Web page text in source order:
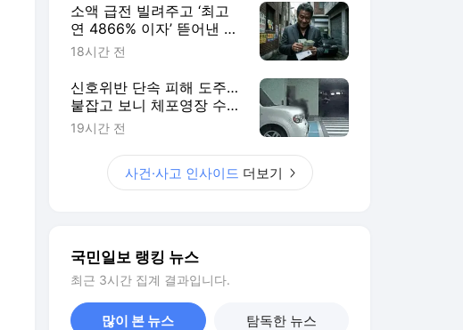
소액 급전 빌려주고 ‘최고
연 4866% 이자’ 뜯어낸 불
법 대부업자 송치
18시간 전
신호위반 단속 피해 도주…
붙잡고 보니 체포영장 수배
자
19시간 전
사건·사고 인사이드 더보기
국민일보 랭킹 뉴스
최근 3시간 집계 결과입니다.
많이 본 뉴스 탐독한 뉴스